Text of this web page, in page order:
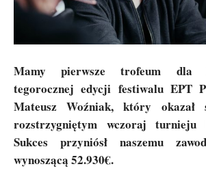
Mamy pierwsze trofeum dla
tegorocznej edycji festiwalu EPT
Mateusz Woźniak, który okazał
rozstrzygniętym wczoraj turnieju
Sukces przyniósł naszemu
wynoszącą 52.930€.